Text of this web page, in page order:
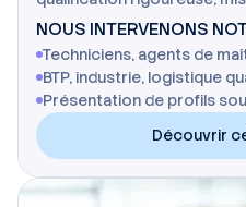
NOUS INTERVENONS
Techniciens, agents de
BTP, industrie, logistique
Présentation de profils
Découvrir